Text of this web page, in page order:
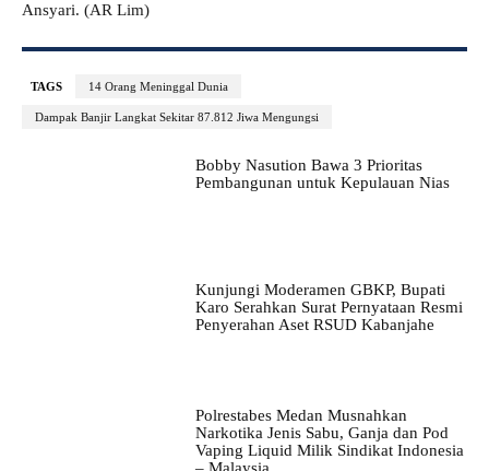
Ansyari. (AR Lim)
TAGS 14 Orang Meninggal Dunia
Dampak Banjir Langkat Sekitar 87.812 Jiwa Mengungsi
Bobby Nasution Bawa 3 Prioritas
Pembangunan untuk Kepulauan Nias
Kunjungi Moderamen GBKP, Bupati
Karo Serahkan Surat Pernyataan Resmi
Penyerahan Aset RSUD Kabanjahe
Polrestabes Medan Musnahkan
Narkotika Jenis Sabu, Ganja dan Pod
Vaping Liquid Milik Sindikat Indonesia
– Malaysia